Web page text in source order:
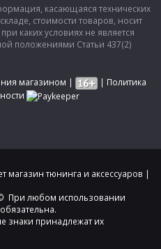
касающаяся технических
стоимости товаров, носит
каких условиях не является
положениями Статьи 437(2)
магазином | | Политика
магазин тюнинга и аксессуаров |
© При любом использовании
знаки принадлежат их